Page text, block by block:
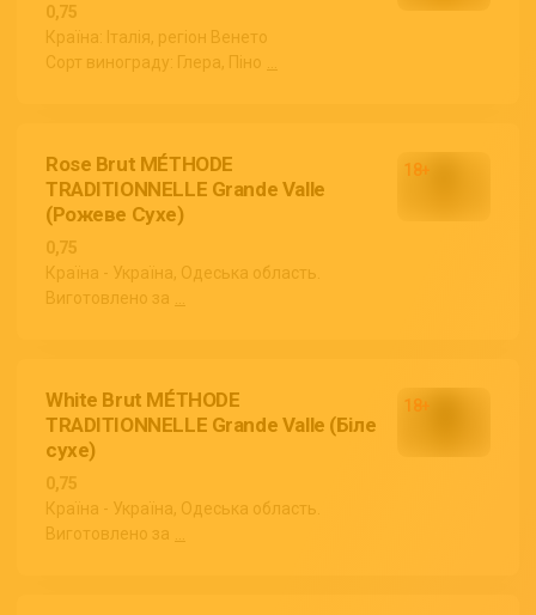
0,75
Країна: Італія, регіон Венето
Сорт винограду: Глера, Піно
Rose Brut MÉTHODE
TRADITIONNELLE Grande Valle
(Рожеве Сухе)
0,75
Країна - Україна, Одеська область.
Виготовлено за
White Brut MÉTHODE
TRADITIONNELLE Grande Valle (Біле
сухе)
0,75
Країна - Україна, Одеська область.
Виготовлено за